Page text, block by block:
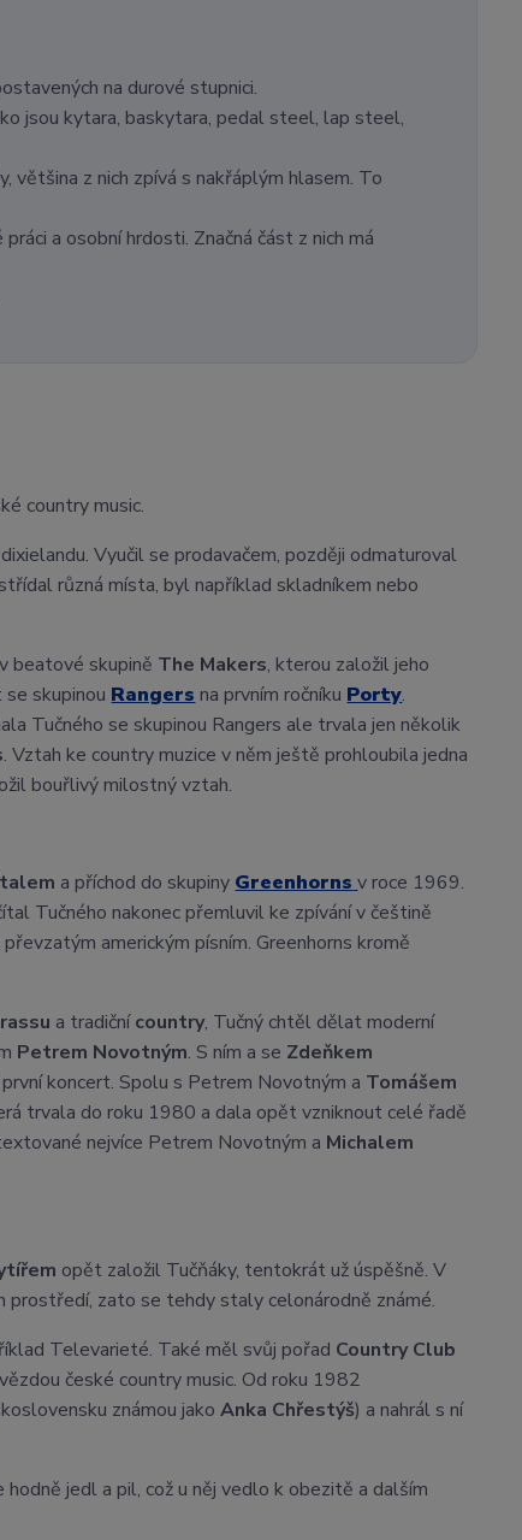
na durové stupnici.
jsou kytara, baskytara, pedal steel, lap steel,
většina z nich zpívá s nakřáplým hlasem. To
a osobní hrdosti. Značná část z nich má
country music.
Vyučil se prodavačem, později odmaturoval
různá místa, byl například skladníkem nebo
beatové skupině The Makers, kterou založil jeho
skupinou Rangers na prvním ročníku Porty.
Tučného se skupinou Rangers ale trvala jen několik
. Vztah ke country muzice v něm ještě prohloubila jedna
bouřlivý milostný vztah.
a příchod do skupiny Greenhorns v roce 1969.
Tučného nakonec přemluvil ke zpívání v češtině
americkým písním. Greenhorns kromě
a tradičnícountry, Tučný chtěl dělat moderní
Petrem Novotným. S ním a se Zdeňkem
koncert. Spolu s Petrem Novotným a Tomášem
trvala do roku 1980 a dala opět vzniknout celé řadě
nejvíce Petrem Novotným a Michalem
opět založil Tučňáky, tentokrát už úspěšně. V
zato se tehdy staly celonárodně známé.
Televarieté. Také měl svůj pořad Country Club
české country music. Od roku 1982
známou jakoAnka Chřestýš) a nahrál s ní
jedl a pil, což u něj vedlo k obezitě a dalším